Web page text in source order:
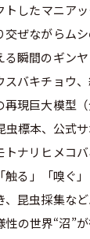
トしたマニア
交ぜながらム
る瞬間のギン
スバキチョウ
再現巨大模型
虫標本、公式
トナリヒメコ
触る」「嗅ぐ
、昆虫採集な
の世界“沼”